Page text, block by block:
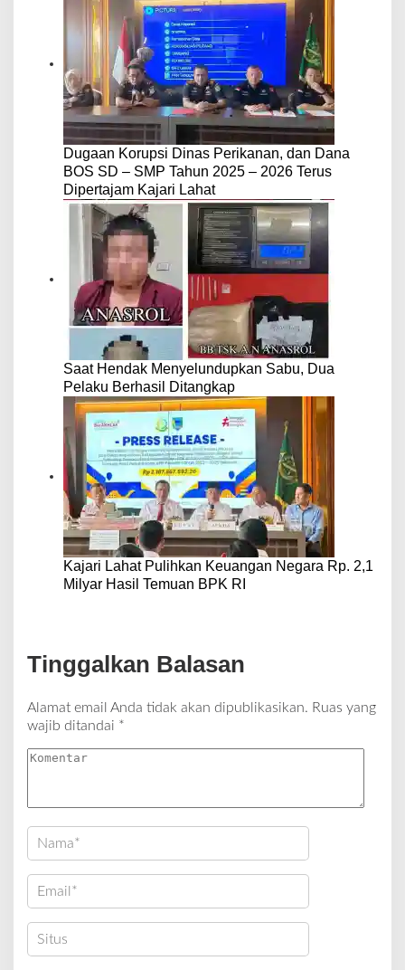
Dugaan Korupsi Dinas Perikanan, dan Dana
BOS SD – SMP Tahun 2025 – 2026 Terus
Dipertajam Kajari Lahat
Saat Hendak Menyelundupkan Sabu, Dua
Pelaku Berhasil Ditangkap
Kajari Lahat Pulihkan Keuangan Negara Rp. 2,1
Milyar Hasil Temuan BPK RI
Tinggalkan Balasan
Alamat email Anda tidak akan dipublikasikan. Ruas yang
wajib ditandai *